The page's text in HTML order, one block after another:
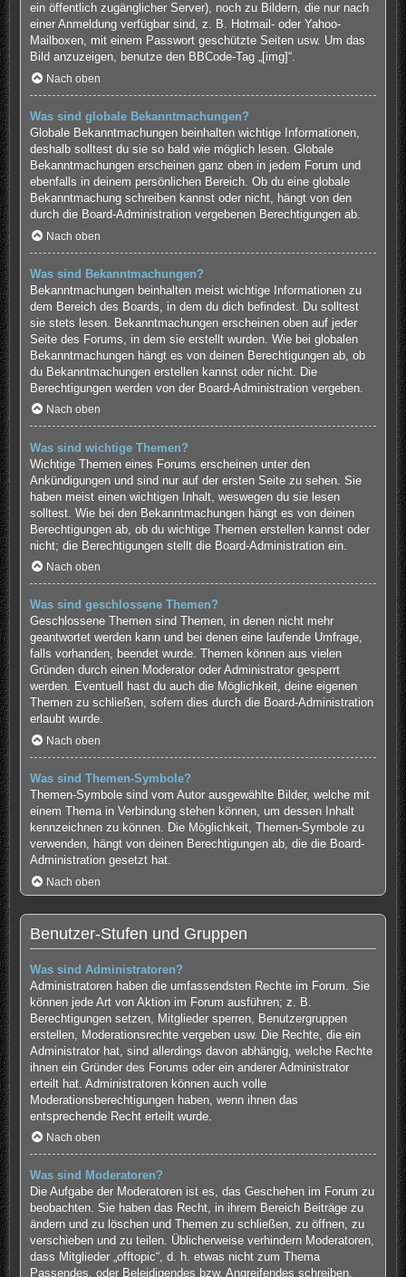
ein öffentlich zugänglicher Server), noch zu Bildern, die nur nach
einer Anmeldung verfügbar sind, z. B. Hotmail- oder Yahoo-
Mailboxen, mit einem Passwort geschützte Seiten usw. Um das
Bild anzuzeigen, benutze den BBCode-Tag „[img]“.
Nach oben
Was sind globale Bekanntmachungen?
Globale Bekanntmachungen beinhalten wichtige Informationen,
deshalb solltest du sie so bald wie möglich lesen. Globale
Bekanntmachungen erscheinen ganz oben in jedem Forum und
ebenfalls in deinem persönlichen Bereich. Ob du eine globale
Bekanntmachung schreiben kannst oder nicht, hängt von den
durch die Board-Administration vergebenen Berechtigungen ab.
Nach oben
Was sind Bekanntmachungen?
Bekanntmachungen beinhalten meist wichtige Informationen zu
dem Bereich des Boards, in dem du dich befindest. Du solltest
sie stets lesen. Bekanntmachungen erscheinen oben auf jeder
Seite des Forums, in dem sie erstellt wurden. Wie bei globalen
Bekanntmachungen hängt es von deinen Berechtigungen ab, ob
du Bekanntmachungen erstellen kannst oder nicht. Die
Berechtigungen werden von der Board-Administration vergeben.
Nach oben
Was sind wichtige Themen?
Wichtige Themen eines Forums erscheinen unter den
Ankündigungen und sind nur auf der ersten Seite zu sehen. Sie
haben meist einen wichtigen Inhalt, weswegen du sie lesen
solltest. Wie bei den Bekanntmachungen hängt es von deinen
Berechtigungen ab, ob du wichtige Themen erstellen kannst oder
nicht; die Berechtigungen stellt die Board-Administration ein.
Nach oben
Was sind geschlossene Themen?
Geschlossene Themen sind Themen, in denen nicht mehr
geantwortet werden kann und bei denen eine laufende Umfrage,
falls vorhanden, beendet wurde. Themen können aus vielen
Gründen durch einen Moderator oder Administrator gesperrt
werden. Eventuell hast du auch die Möglichkeit, deine eigenen
Themen zu schließen, sofern dies durch die Board-Administration
erlaubt wurde.
Nach oben
Was sind Themen-Symbole?
Themen-Symbole sind vom Autor ausgewählte Bilder, welche mit
einem Thema in Verbindung stehen können, um dessen Inhalt
kennzeichnen zu können. Die Möglichkeit, Themen-Symbole zu
verwenden, hängt von deinen Berechtigungen ab, die die Board-
Administration gesetzt hat.
Nach oben
Benutzer-Stufen und Gruppen
Was sind Administratoren?
Administratoren haben die umfassendsten Rechte im Forum. Sie
können jede Art von Aktion im Forum ausführen; z. B.
Berechtigungen setzen, Mitglieder sperren, Benutzergruppen
erstellen, Moderationsrechte vergeben usw. Die Rechte, die ein
Administrator hat, sind allerdings davon abhängig, welche Rechte
ihnen ein Gründer des Forums oder ein anderer Administrator
erteilt hat. Administratoren können auch volle
Moderationsberechtigungen haben, wenn ihnen das
entsprechende Recht erteilt wurde.
Nach oben
Was sind Moderatoren?
Die Aufgabe der Moderatoren ist es, das Geschehen im Forum zu
beobachten. Sie haben das Recht, in ihrem Bereich Beiträge zu
ändern und zu löschen und Themen zu schließen, zu öffnen, zu
verschieben und zu teilen. Üblicherweise verhindern Moderatoren,
dass Mitglieder „offtopic“, d. h. etwas nicht zum Thema
Passendes, oder Beleidigendes bzw. Angreifendes schreiben.